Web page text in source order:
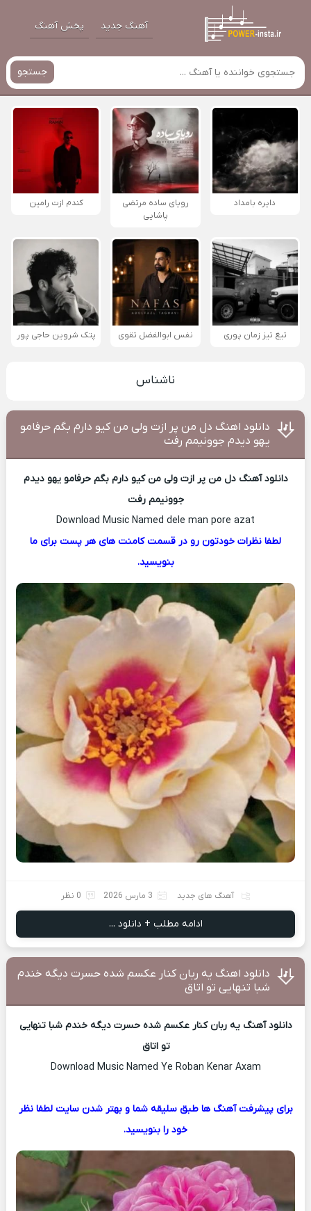
آهنگ جدید پخش آهنگ
جستجو
دایره بامداد
رویای ساده مرتضی
پاشایی
کندم ازت رامین
تیغ تیز زمان پوری نفس ابوالفضل تقوی پتک شروین حاجی پور
ناشناس
دانلود اهنگ دل من پر ازت ولی من کیو دارم بگم حرفامو
یهو دیدم جوونیمم رفت
دانلود آهنگ دل من پر ازت ولی من کیو دارم بگم حرفامو یهو دیدم
جوونیمم رفت
Download Music Named dele man pore azat
لطفا نظرات خودتون رو در قسمت کامنت های هر پست برای ما
بنویسید.
آهنگ های جدید 3 مارس 2026 0 نظر
ادامه مطلب + دانلود ...
دانلود اهنگ یه ربان کنار عکسم شده حسرت دیگه خندم
شبا تنهایی تو اتاق
دانلود آهنگ یه ربان کنار عکسم شده حسرت دیگه خندم شبا تنهایی
تو اتاق
Download Music Named Ye Roban Kenar Axam
برای پیشرفت آهنگ ها طبق سلیقه شما و بهتر شدن سایت لطفا نظر
خود را بنویسید.